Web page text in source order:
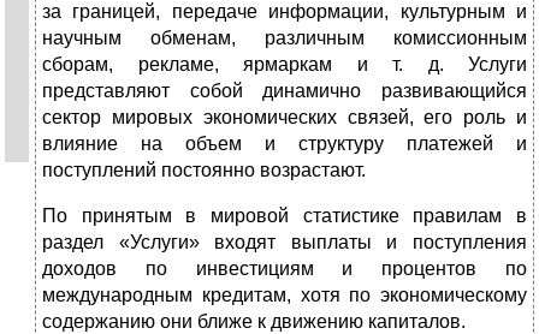
за границей, передаче информации, культурным и
научным обменам, различным комиссионным
сборам, рекламе, ярмаркам и т. д. Услуги
представляют собой динамично развивающийся
сектор мировых экономических связей, его роль и
влияние на объем и структуру платежей и
поступлений постоянно возрастают.
По принятым в мировой статистике правилам в
раздел «Услуги» входят выплаты и поступления
доходов по инвестициям и процентов по
международным кредитам, хотя по экономическому
содержанию они ближе к движению капиталов.